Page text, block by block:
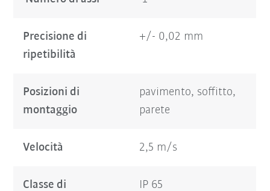
Precisione di
ripetibilità
+/- 0,02 mm
Posizioni di
montaggio
pavimento, soffitto,
parete
Velocità 2,5 m/s
Classe di
IP 65